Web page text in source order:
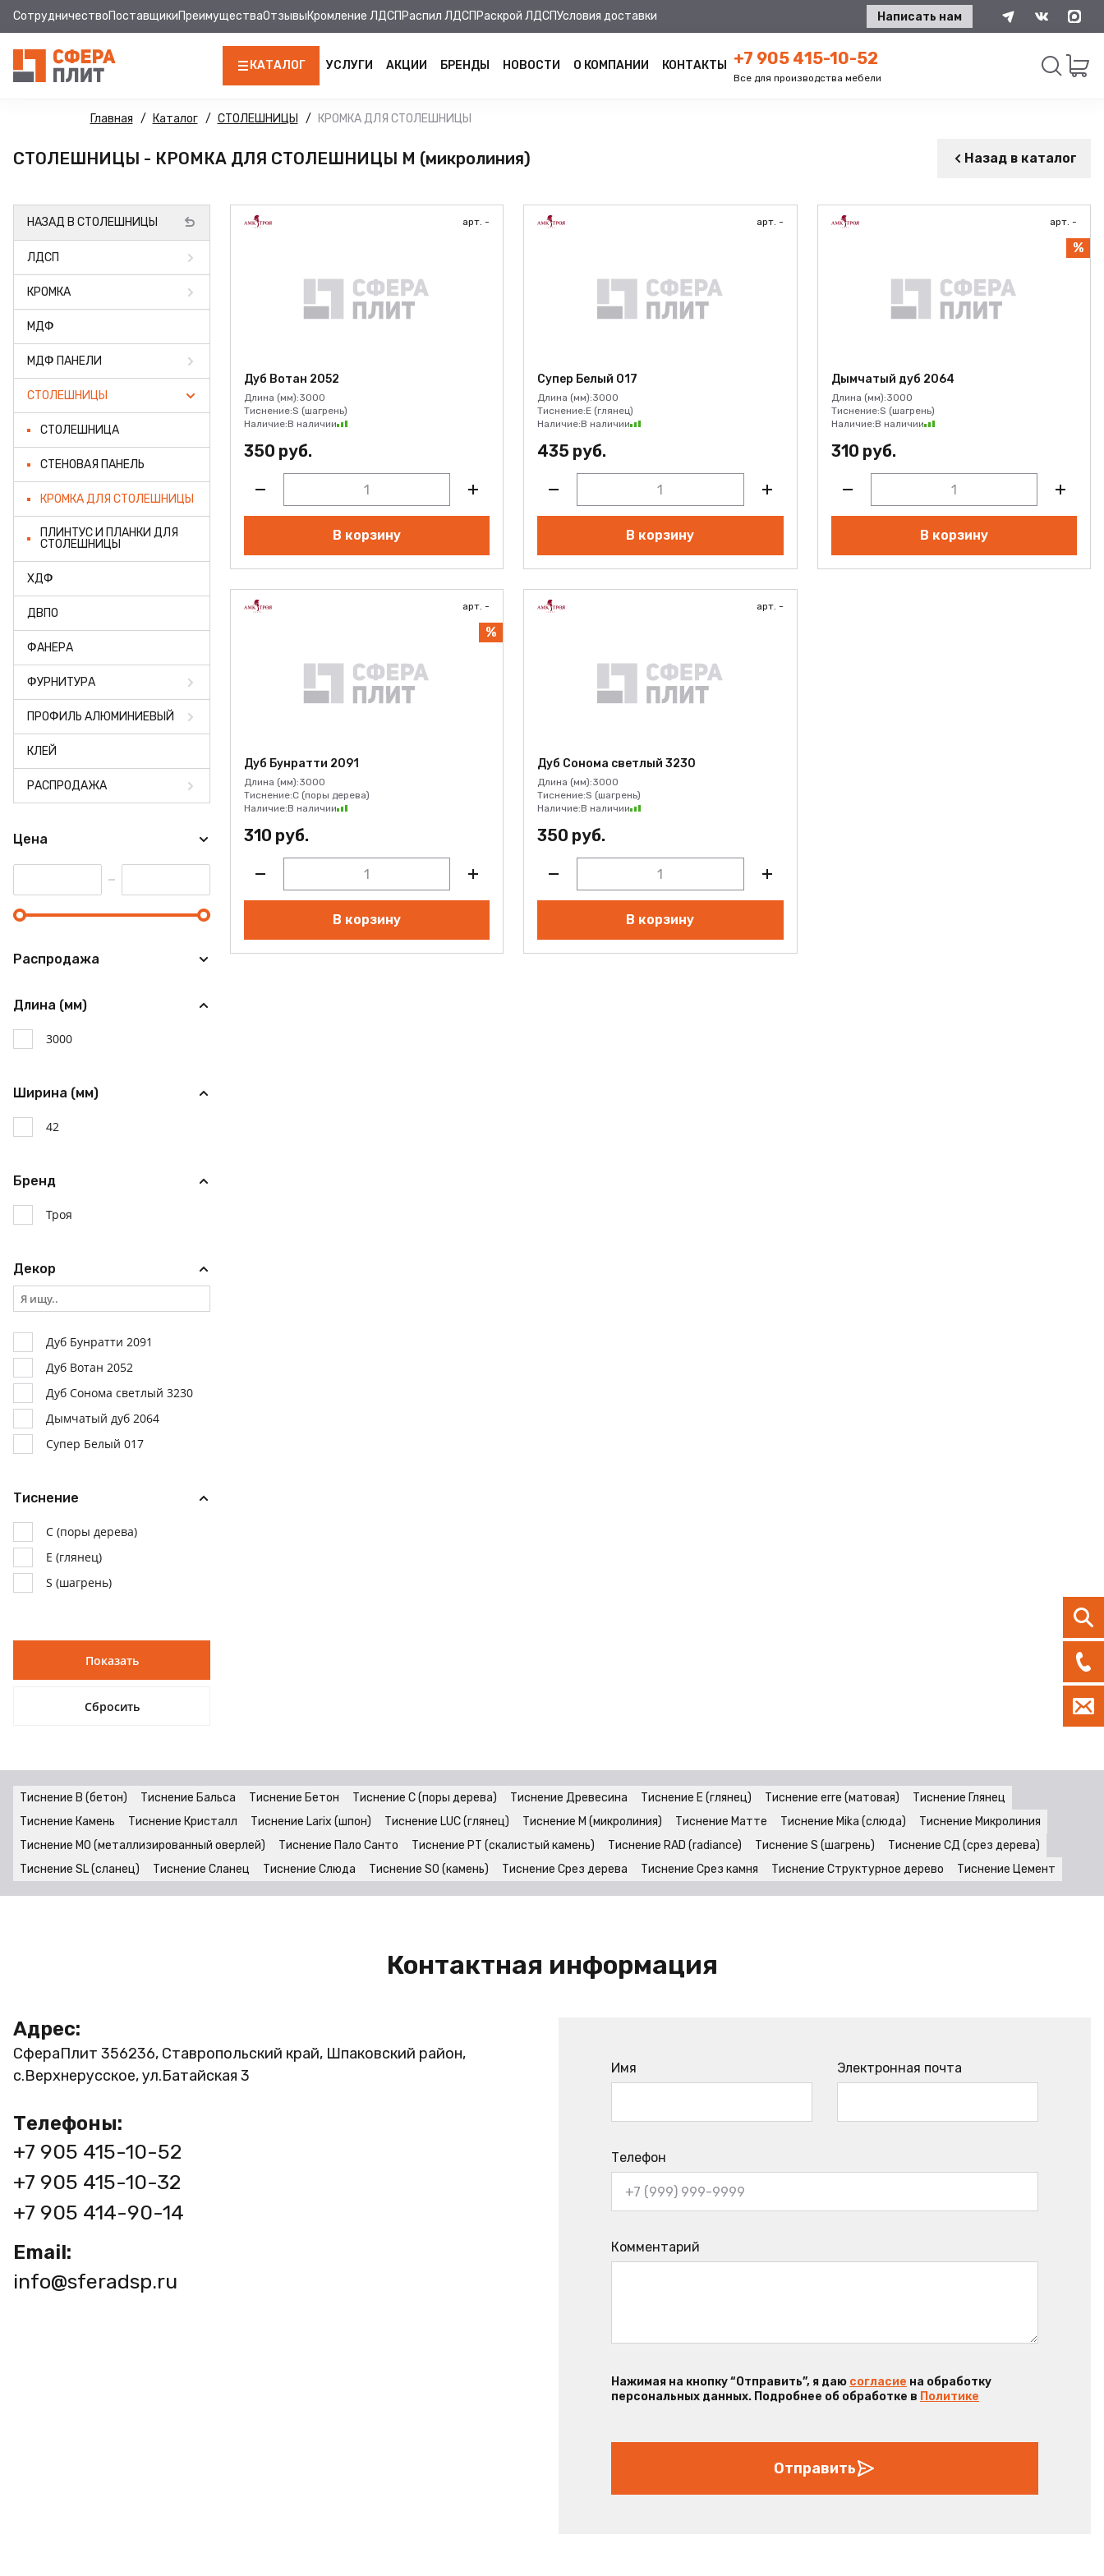
СотрудничествоПоставщикиПреимуществаОтзывыКромление ЛДСП Распил ЛДСП Раскрой ЛДСПУсловия доставки Написать нам
КАТАЛОГ
ЛДСП
КРОМКА
МДФ ПАНЕЛИ
ФАНЕРА
ФУРНИТУРА
ПРОФИЛЬ АЛЮМИНИЕВЫЙ
РАСПРОДАЖА
УСЛУГИ АКЦИИ БРЕНДЫ НОВОСТИ О КОМПАНИИ КОНТАКТЫ +7 905 415-10-52
Все для производства мебели
Главная Каталог СТОЛЕШНИЦЫ КРОМКА ДЛЯ СТОЛЕШНИЦЫ
СТОЛЕШНИЦЫ - КРОМКА ДЛЯ СТОЛЕШНИЦЫ M (микролиния) Назад в каталог
НАЗАД В СТОЛЕШНИЦЫ
ЛДСП
КРОМКА
МДФ
МДФ ПАНЕЛИ
СТОЛЕШНИЦЫ
СТОЛЕШНИЦА
СТЕНОВАЯ ПАНЕЛЬ
КРОМКА ДЛЯ СТОЛЕШНИЦЫ
ПЛИНТУС И ПЛАНКИ ДЛЯ
СТОЛЕШНИЦЫ
ХДФ
ДВПО
ФАНЕРА
ФУРНИТУРА
ПРОФИЛЬ АЛЮМИНИЕВЫЙ
КЛЕЙ
РАСПРОДАЖА
Цена
Распродажа
Длина (мм)
3000
Ширина (мм)
42
Бренд
Троя
Декор
Дуб Бунратти 2091
Дуб Вотан 2052
Дуб Сонома светлый 3230
Дымчатый дуб 2064
Супер Белый 017
Тиснение
C (поры дерева)
E (глянец)
S (шагрень)
арт. -
Дуб Вотан 2052
Длина (мм):3000
Тиснение:S (шагрень)
Наличие:В наличии
350 руб.
В корзину
арт. -
Супер Белый 017
Длина (мм):3000
Тиснение:E (глянец)
Наличие:В наличии
435 руб.
В корзину
арт. -
%
Дымчатый дуб 2064
Длина (мм):3000
Тиснение:S (шагрень)
Наличие:В наличии
310 руб.
В корзину
арт. -
%
Дуб Бунратти 2091
Длина (мм):3000
Тиснение:C (поры дерева)
Наличие:В наличии
310 руб.
В корзину
арт. -
Дуб Сонома светлый 3230
Длина (мм):3000
Тиснение:S (шагрень)
Наличие:В наличии
350 руб.
В корзину
Тиснение B (бетон) Тиснение Бальса Тиснение Бетон Тиснение C (поры дерева) Тиснение Древесина Тиснение E (глянец) Тиснение erre (матовая)
Тиснение Глянец
Тиснение Камень
Тиснение Кристалл Тиснение Larix (шпон) Тиснение LUC (глянец) Тиснение M (микролиния) Тиснение Матте Тиснение Mika (слюда)
Тиснение Микролиния
Тиснение MO (металлизированный оверлей)
Тиснение Пало Санто Тиснение PT (скалистый камень) Тиснение RAD (radiance) Тиснение S (шагрень)
Тиснение СД (срез дерева)
Тиснение SL (сланец)
Тиснение Сланец Тиснение Слюда Тиснение SO (камень) Тиснение Срез дерева Тиснение Срез камня Тиснение Структурное дерево Тиснение Цемент
Контактная информация
Адрес:
СфераПлит 356236, Ставропольский край, Шпаковский район,
с.Верхнерусское, ул.Батайская 3
Телефоны:
+7 905 415-10-52
+7 905 415-10-32
+7 905 414-90-14
Email:
info@sferadsp.ru
Имя Электронная почта
Телефон
Комментарий
Нажимая на кнопку “Отправить”, я даю согласие на обработку
персональных данных. Подробнее об обработке в Политике
Отправить